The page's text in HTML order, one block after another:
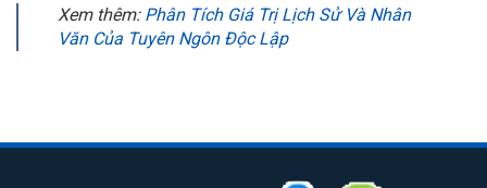
Xem thêm: Phân Tích Giá Trị Lịch Sử Và Nhân
Văn Của Tuyên Ngôn Độc Lập